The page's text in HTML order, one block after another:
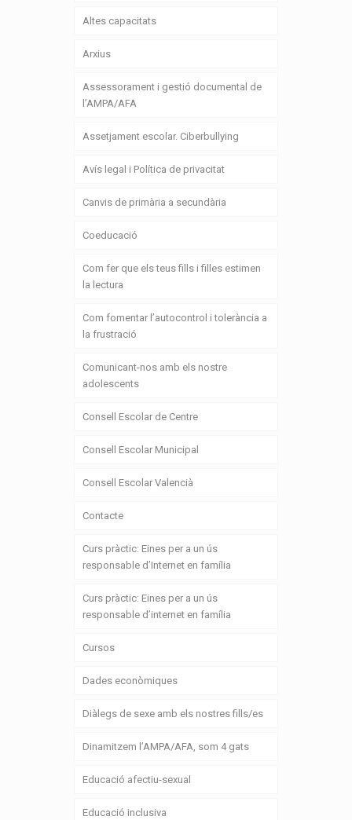
Altes capacitats
Arxius
Assessorament i gestió documental de
l’AMPA/AFA
Assetjament escolar. Ciberbullying
Avís legal i Política de privacitat
Canvis de primària a secundària
Coeducació
Com fer que els teus fills i filles estimen
la lectura
Com fomentar l’autocontrol i tolerància a
la frustració
Comunicant-nos amb els nostre
adolescents
Consell Escolar de Centre
Consell Escolar Municipal
Consell Escolar Valencià
Contacte
Curs pràctic: Eines per a un ús
responsable d’Internet en família
Curs pràctic: Eines per a un ús
responsable d’internet en família
Cursos
Dades econòmiques
Diàlegs de sexe amb els nostres fills/es
Dinamitzem l’AMPA/AFA, som 4 gats
Educació afectiu-sexual
Educació inclusiva